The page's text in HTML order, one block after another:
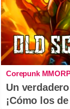
Corepunk
Un
¡Cómo los